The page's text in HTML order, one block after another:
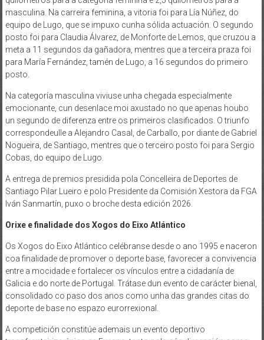
masculina. Na carreira feminina, a vitoria foi para Lía Núñez, do
equipo de Lugo, que se impuxo cunha sólida actuación. O segundo
posto foi para Claudia Álvarez, de Monforte de Lemos, que cruzou a
meta a 11 segundos da gañadora, mentres que a terceira praza foi
para María Fernández, tamén de Lugo, a 16 segundos do primeiro
posto.
Na categoría masculina viviuse unha chegada especialmente
emocionante, cun desenlace moi axustado no que apenas houbo
un segundo de diferenza entre os primeiros clasificados. O triunfo
correspondeulle a Alejandro Casal, de Carballo, por diante de Gabriel
Nogueira, de Santiago, mentres que o terceiro posto foi para Sergio
Cobas, do equipo de Lugo.
A entrega de premios presidida pola Concelleira de Deportes de
Santiago Pilar Lueiro e polo Presidente da Comisión Xestora da FGA
Iván Sanmartín, puxo o broche desta edición 2026.
Orixe e finalidade dos Xogos do Eixo Atlántico
Os Xogos do Eixo Atlántico celébranse desde o ano 1995 e naceron
coa finalidade de promover o deporte base, favorecer a convivencia
entre a mocidade e fortalecer os vínculos entre a cidadanía de
Galicia e do norte de Portugal. Trátase dun evento de carácter bienal,
consolidado co paso dos anos como unha das grandes citas do
deporte de base no espazo eurorrexional.
A competición constitúe ademais un evento deportivo